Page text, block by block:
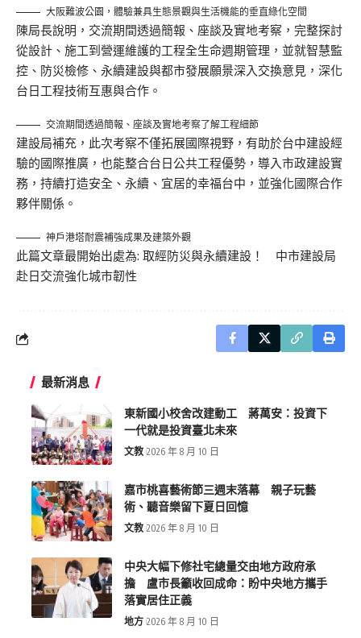
大阪難波公園，體驗兼具生態景觀與生活機能的垂直綠化空間
陳局長說明，交流期間透過簡報、座談及實地考察，完整探討
從設計、施工到營運維護的工程全生命週期管理，並就智慧監
控、防災檢修、永續建設與都市發展願景深入交換意見，深化
台日工程技術互惠與合作。
交流期間透過簡報、座談及實地考察了解工程細節
建設局補充，此次考察不僅拓展國際視野，有助於台中建設經
驗的國際推廣，也能整合台日公共工程優勢，導入市政建設實
務，持續打造安全、永續、宜居的幸福台中，並強化國際合作
夥伴關係。
神戶港塔耐震補強成果及建築外觀
此篇文章最開始出處為: 取經防災與永續建設！ 中市建設局
赴日交流強化城市韌性
最新消息
東新國小校舍改建動工 蔣萬安：投資下
一代就是投資臺北未來
文教 2026 年 8 月 10 日
嘉市桃喜藝術節三週末落幕 親子玩藝
術、聽音樂留下夏日回憶
文教 2026 年 8 月 10 日
中央大幅下修社宅總量交由地方政府承
擔 盧市長籲收回成命：盼中央地方攜手
落實居住正義
地方 2026 年 8 月 10 日